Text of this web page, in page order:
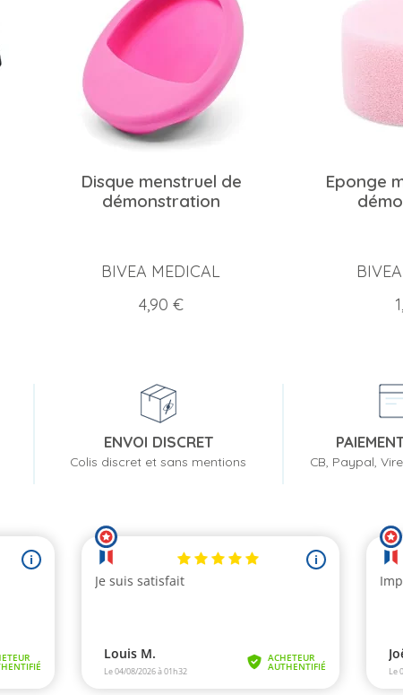
Disque menstruel de
démonstration
BIVEA MEDICAL
Prix
4,90 €
Eponge
ENVOI DISCRET
Colis discret et sans mentions CB, Paypal,